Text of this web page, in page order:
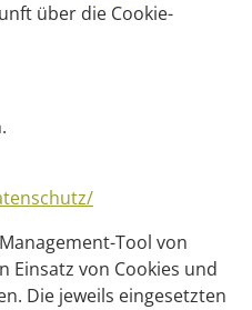
über die Cookie-
Tool von
Einsatz von Cookies und
Die jeweils eingesetzten